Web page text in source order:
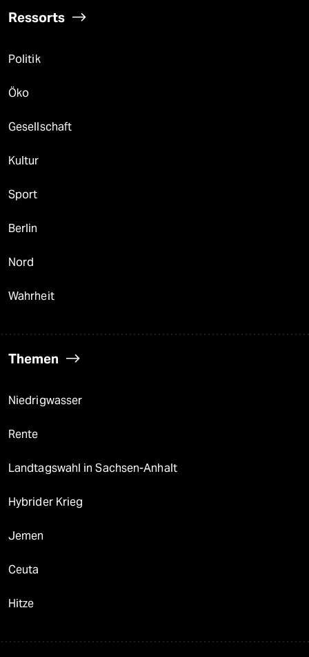
Ressorts
Politik
Öko
Gesellschaft
Kultur
Sport
Berlin
Nord
Wahrheit
Themen
Niedrigwasser
Rente
Landtagswahl in Sachsen-Anhalt
Hybrider Krieg
Jemen
Ceuta
Hitze